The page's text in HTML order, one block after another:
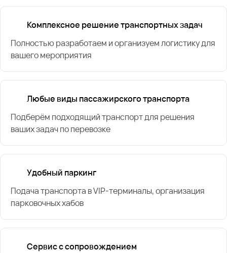
Комплексное решение транспортных задач
Полностью разработаем и организуем логистику для
вашего мероприятия
Любые виды пассажирского транспорта
Подберём подходящий транспорт для решения
ваших задач по перевозке
Удобный паркинг
Подача транспорта в VIP-терминалы, организация
парковочных хабов
Сервис с сопровождением